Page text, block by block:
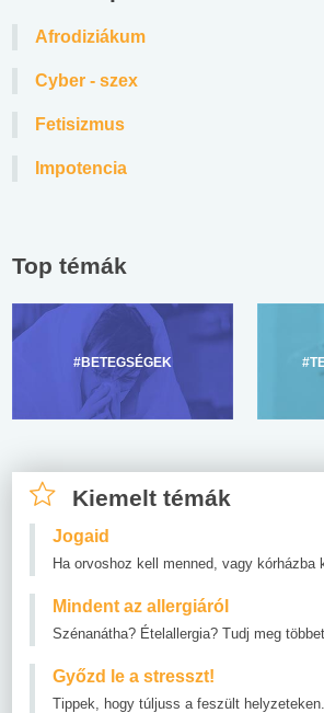
Afrodiziákum
Cyber - szex
Fetisizmus
Impotencia
Top témák
#BETEGSÉGEK
Kiemelt témák
Jogaid
Ha orvoshoz kell menned, vagy kórházba
Mindent az allergiáról
Szénanátha? Ételallergia? Tudj meg
Győzd le a stresszt!
Tippek, hogy túljuss a feszült helyzeteken.